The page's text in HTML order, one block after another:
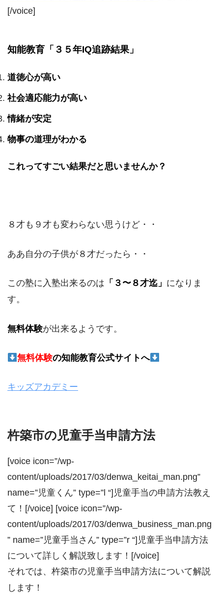
[/voice]
知能教育「３５年IQ追跡結果」
道徳心が高い
社会適応能力が高い
情緒が安定
物事の道理がわかる
これってすごい結果だと思いませんか？
８才も９才も変わらない思うけど・・
ああ自分の子供が８才だったら・・
この塾に入塾出来るのは 「３〜８才迄」 になりま
す。
無料体験が出来るようです。
無料体験の知能教育公式サイトへ
キッズアカデミー
杵築市の児童手当申請方法
[voice icon=”/wp-
content/uploads/2017/03/denwa_keitai_man.png”
name=”児童くん” type=”l “]児童手当の申請方法教え
て！[/voice] [voice icon=”/wp-
content/uploads/2017/03/denwa_business_man.png
” name=”児童手当さん” type=”r “]児童手当申請方法
について詳しく解説致します！[/voice]
それでは、杵築市の児童手当申請方法について解説
します！